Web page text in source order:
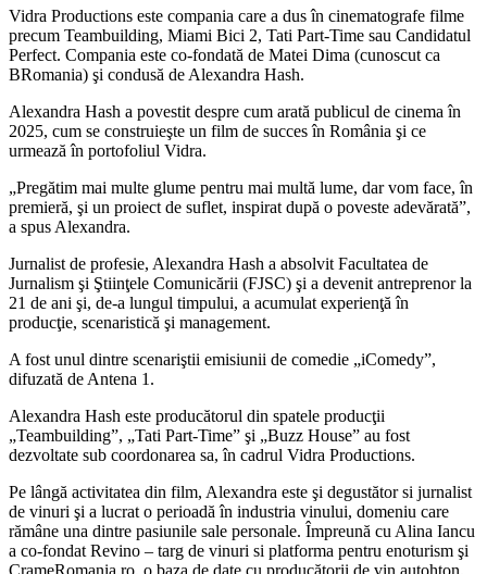
Vidra Productions este compania care a dus în cinematografe filme
precum Teambuilding, Miami Bici 2, Tati Part-Time sau Candidatul
Perfect. Compania este co-fondată de Matei Dima (cunoscut ca
BRomania) şi condusă de Alexandra Hash.
Alexandra Hash a povestit despre cum arată publicul de cinema în
2025, cum se construieşte un film de succes în România şi ce
urmează în portofoliul Vidra.
„Pregătim mai multe glume pentru mai multă lume, dar vom face, în
premieră, şi un proiect de suflet, inspirat după o poveste adevărată”,
a spus Alexandra.
Jurnalist de profesie, Alexandra Hash a absolvit Facultatea de
Jurnalism şi Ştiinţele Comunicării (FJSC) şi a devenit antreprenor la
21 de ani şi, de-a lungul timpului, a acumulat experienţă în
producţie, scenaristică şi management.
A fost unul dintre scenariştii emisiunii de comedie „iComedy”,
difuzată de Antena 1.
Alexandra Hash este producătorul din spatele producţii
„Teambuilding”, „Tati Part-Time” şi „Buzz House” au fost
dezvoltate sub coordonarea sa, în cadrul Vidra Productions.
Pe lângă activitatea din film, Alexandra este şi degustător si jurnalist
de vinuri şi a lucrat o perioadă în industria vinului, domeniu care
rămâne una dintre pasiunile sale personale. Împreună cu Alina Iancu
a co-fondat Revino – targ de vinuri si platforma pentru enoturism şi
CrameRomania.ro, o baza de date cu producătorii de vin autohton.